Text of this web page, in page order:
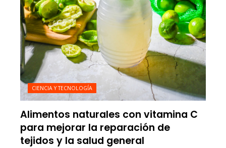
CIENCIA Y TECNOLOGÍA
Alimentos naturales con vitamina C
para mejorar la reparación de
tejidos y la salud general